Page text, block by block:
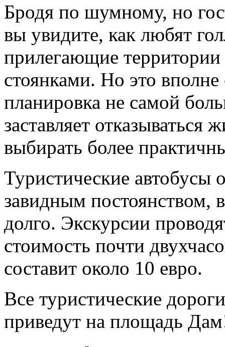
Бродя по шумному, но
вы увидите, как любят
прилегающие
стоянками. Но это
планировка не самой
заставляет отказываться
выбирать более
Туристические автобусы
завидным постоянством,
долго. Экскурсии
стоимость почти
составит около 10 евро.
Все туристические
приведут на площадь